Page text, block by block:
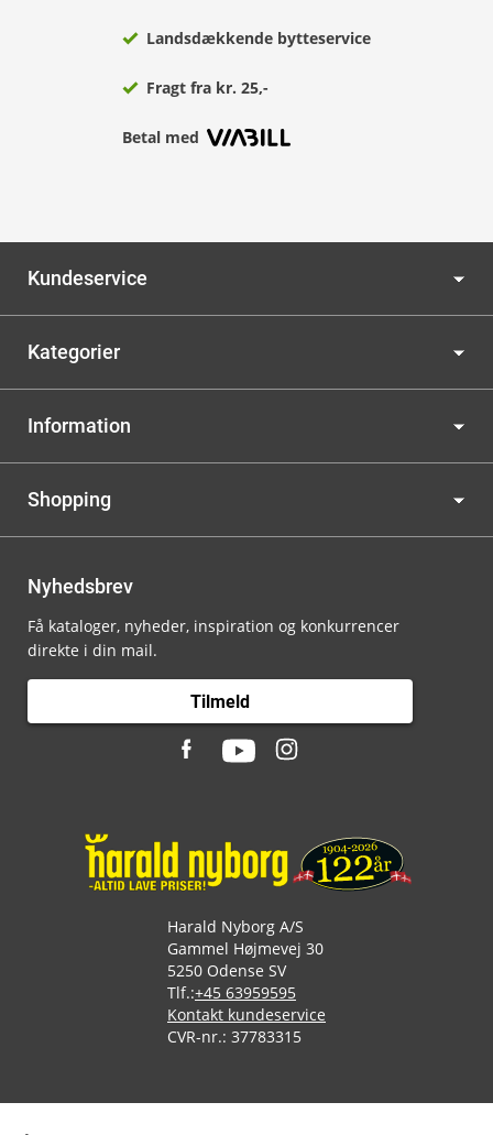
Landsdækkende bytteservice
Fragt fra kr. 25,-
Betal med
Kundeservice
Kategorier
Information
Shopping
Nyhedsbrev
Få kataloger, nyheder, inspiration og konkurrencer
direkte i din mail.
Tilmeld
Harald Nyborg A/S
Gammel Højmevej 30
5250 Odense SV
Tlf.:+45 63959595
Kontakt kundeservice
CVR-nr.: 37783315